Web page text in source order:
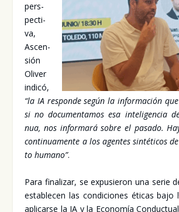
pers­
pec­ti­
va,
Ascen­
sión
Oli­ver
indi­có,
“la IA res­pon­de según la infor­ma­ción
si no docu­men­ta­mos esa inte­li­gen­cia
nua, nos infor­ma­rá sobre el pasa­do.
con­ti­nua­men­te a los agen­tes sin­té­ti­cos
to humano”.
Para fina­li­zar, se expu­sie­ron una serie
esta­ble­cen las con­di­cio­nes éti­cas bajo
apli­car­se la IA y la Eco­no­mía